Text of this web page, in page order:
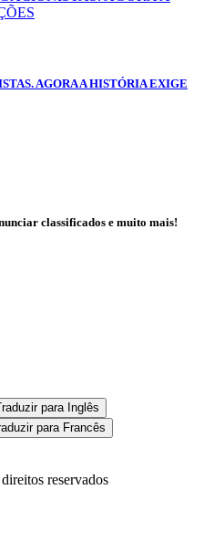
AGORA A HISTÓRIA EXIGE
classificados e muito mais!
reservados